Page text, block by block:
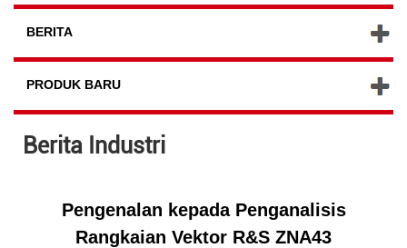
BERITA
PRODUK BARU
Berita Industri
Pengenalan kepada Penganalisis
Rangkaian Vektor R&S ZNA43